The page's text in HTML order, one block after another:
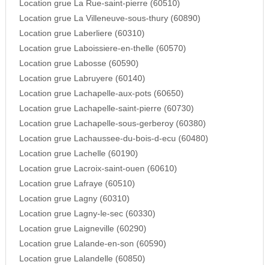
Location grue La Rue-saint-pierre (60510)
Location grue La Villeneuve-sous-thury (60890)
Location grue Laberliere (60310)
Location grue Laboissiere-en-thelle (60570)
Location grue Labosse (60590)
Location grue Labruyere (60140)
Location grue Lachapelle-aux-pots (60650)
Location grue Lachapelle-saint-pierre (60730)
Location grue Lachapelle-sous-gerberoy (60380)
Location grue Lachaussee-du-bois-d-ecu (60480)
Location grue Lachelle (60190)
Location grue Lacroix-saint-ouen (60610)
Location grue Lafraye (60510)
Location grue Lagny (60310)
Location grue Lagny-le-sec (60330)
Location grue Laigneville (60290)
Location grue Lalande-en-son (60590)
Location grue Lalandelle (60850)